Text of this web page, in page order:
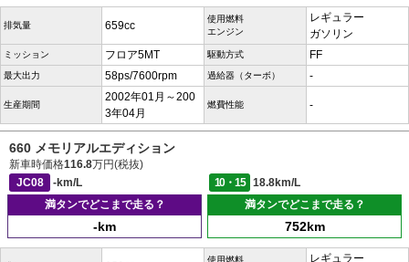
排気量 659cc
使用燃料
エンジン
レギュラー
ガソリン
ミッション フロア5MT 駆動方式 FF
最大出力 58ps/7600rpm 過給器（ターボ） -
生産期間
2002年01月～200
3年04月
燃費性能 -
660 メモリアルエディション
新車時価格116.8万円(税抜)
JC08
-km/L 10・15
18.8km/L
満タンでどこまで走る？
-km
満タンでどこまで走る？
752km
使用燃料
レギュラー